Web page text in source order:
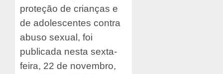
proteção de crianças e
de adolescentes contra
abuso sexual, foi
publicada nesta sexta-
feira, 22 de novembro,